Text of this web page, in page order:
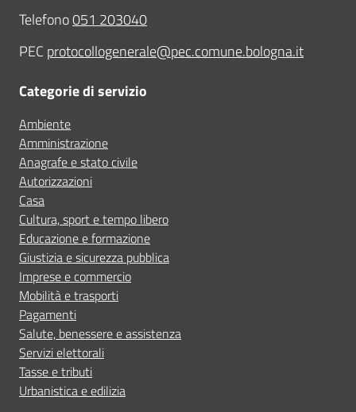
Telefono051 203040
PEC protocollogenerale@pec.comune.bologna.it
Categorie di servizio
Ambiente
Amministrazione
Anagrafe e stato civile
Autorizzazioni
Casa
Cultura, sport e tempo libero
Educazione e formazione
Giustizia e sicurezza pubblica
Imprese e commercio
Mobilità e trasporti
Pagamenti
Salute, benessere e assistenza
Servizi elettorali
Tasse e tributi
Urbanistica e edilizia